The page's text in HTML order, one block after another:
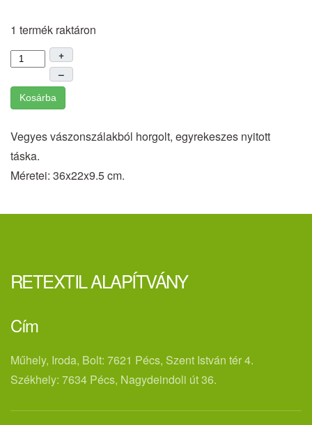
1 termék raktáron
+
–
Kosárba
Vegyes vászonszálakból horgolt, egyrekeszes nyitott
táska.
Méretei: 36x22x9.5 cm.
RETEXTIL ALAPÍTVÁNY
Cím
Műhely, Iroda, Bolt: 7621 Pécs, Szent István tér 4.
Székhely: 7634 Pécs, Nagydeindoli út 36.